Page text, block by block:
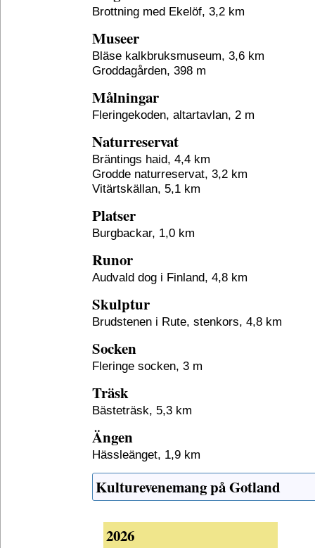
Brottning med Ekelöf, 3,2 km
Museer
Bläse kalkbruksmuseum, 3,6 km
Groddagården, 398 m
Målningar
Fleringekoden, altartavlan, 2 m
Naturreservat
Bräntings haid, 4,4 km
Grodde naturreservat, 3,2 km
Vitärtskällan, 5,1 km
Platser
Burgbackar, 1,0 km
Runor
Audvald dog i Finland, 4,8 km
Skulptur
Brudstenen i Rute, stenkors, 4,8 km
Socken
Fleringe socken, 3 m
Träsk
Bästeträsk, 5,3 km
Ängen
Hässleänget, 1,9 km
Kulturevenemang på Gotland
2026